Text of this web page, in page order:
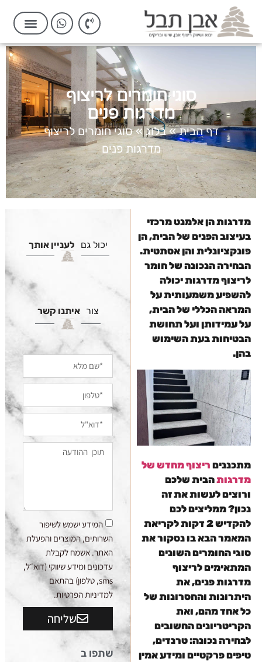
סוגי חומרים לריצוף
מדרגות פנים
דף הבית»בלוג»סוגי חומרים לריצוף
מדרגות פנים
מדרגות הן אלמנט מרכזי
בעיצוב הפנים של הבית, הן
פונקציונלית והן אסתטית.
הבחירה הנכונה של חומר
לריצוף מדרגות יכולה
להשפיע משמעותית על
המראה הכללי של הבית,
על עמידותן ועל תחושת
הבטיחות בעת השימוש
בהן.
מתכננים ריצוף מחדש של
מדרגותהבית שלכם
ורוצים לעשות את זה
נכון? ממליצים לכם
להקדיש 2 דקות לקריאת
המאמר הבא בו נסקור את
סוגי החומרים השונים
המתאימים לריצוף
מדרגות פנים, את
היתרונות והחסרונות של
כל אחד מהם, ואת
הקריטריונים החשובים
לבחירה נכונה: טרנדים,
טיפים פרקטיים ומידע אמין
יכול גם לעניין אותך
צור איתנו קשר
המידע ישמש לשיפור
השרותים, המוצרים והפעלת
האתר. אשמח לקבלת
עדכונים ומידע שיווקי (דוא״ל,
sms, טלפון) בהתאם
למדיניות הפרטיות.
שליחה
שתפו ב